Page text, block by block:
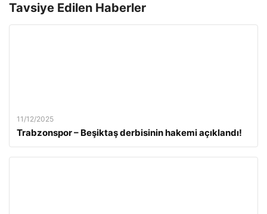
Tavsiye Edilen Haberler
11/12/2025
Trabzonspor – Beşiktaş derbisinin hakemi açıklandı!